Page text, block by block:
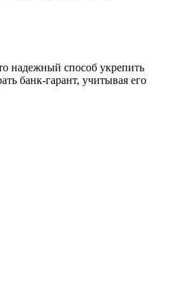
надежный способ укрепить
банк-гарант, учитывая его